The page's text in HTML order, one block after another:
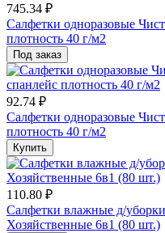
745.34 ₽
Салфетки одноразовые
плотность 40 г/м2
Под заказ
92.74 ₽
Салфетки одноразовые
плотность 40 г/м2
Купить
110.80 ₽
Салфетки влажные д/
Хозяйственные 6в1 (80 шт.)